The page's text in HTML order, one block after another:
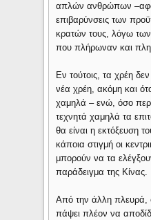
απλών ανθρώπων
επιβαρύνσεις των
κρατών τους, λόγω
που πλήρωναν και
Εν τούτοις, τα χρέη
νέα χρέη, ακόμη και
χαμηλά – ενώ, όσο
τεχνητά χαμηλά τα
θα είναι η εκτόξευση
κάποια στιγμή οι
μπορούν να τα
παράδειγμα της Κίνας.
Από την άλλη πλευρά,
πάψει πλέον να